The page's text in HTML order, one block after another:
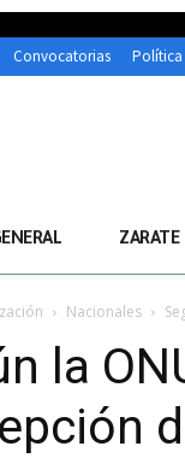
Convocatorias Política
ZARATE
Nacionales
la